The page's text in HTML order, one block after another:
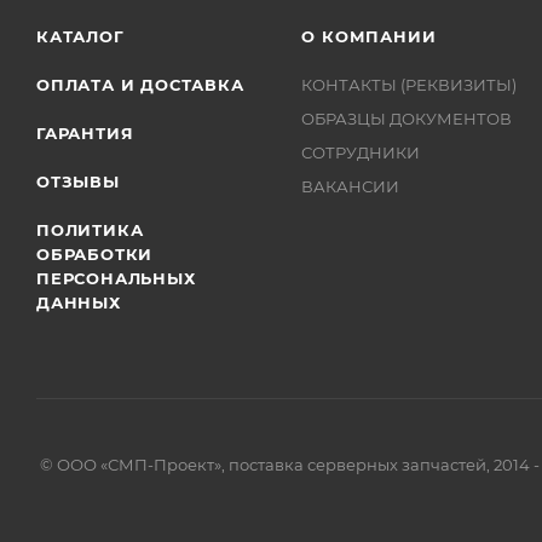
КАТАЛОГ
ОПЛАТА И ДОСТАВКА
ГАРАНТИЯ
ОТЗЫВЫ
ПОЛИТИКА
ОБРАБОТКИ
ПЕРСОНАЛЬНЫХ
ДАННЫХ
О КОМПАНИИ
КОНТАКТЫ (РЕКВИЗИТЫ)
ОБРАЗЦЫ ДОКУМЕНТОВ
СОТРУДНИКИ
ВАКАНСИИ
© ООО «СМП-Проект», поставка серверных запчастей, 2014 -